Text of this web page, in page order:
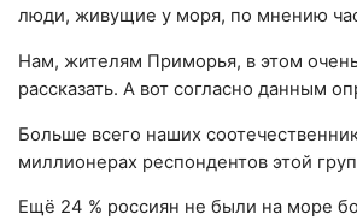
люди, живущие у моря, по мнению
Нам, жителям Приморья, в этом
рассказать. А вот согласно данным
Больше всего наших
миллионерах респондентов этой
Ещё 24 % россиян не были на море